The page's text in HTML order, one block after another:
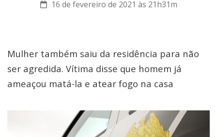
16 de fevereiro de 2021 às 21h31m
Mulher também saiu da residência para não
ser agredida. Vítima disse que homem já
ameaçou matá-la e atear fogo na casa